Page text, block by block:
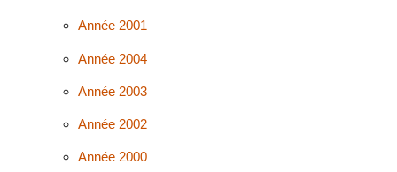
Année 2001
Année 2004
Année 2003
Année 2002
Année 2000